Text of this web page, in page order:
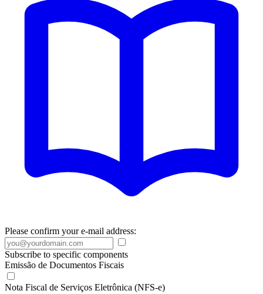
Please confirm your e-mail address:
Subscribe to specific components
Emissão de Documentos Fiscais
Nota Fiscal de Serviços Eletrônica (NFS-e)